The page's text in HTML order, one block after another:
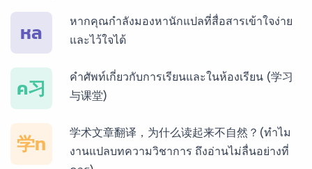
บริการรับแปลภาษากัมพูชา ราคาเริ่มต้น 150฿
บริการรับแปลภาษาเวียดนาม ราคาเริ่มต้น 150฿
บริการรับแปลภาษาฝรั่งเศส ราคาเริ่มต้น 150฿
หล
หากคุณกำลังมองหานักแปลที่สื่อสารเข้าใจง่าย
และไว้ใจได้
ค习
คำศัพท์เกี่ยวกับการเรียนและในห้องเรียน (学习
与课堂)
学ท
学术文章翻译，为什么读起来不自然？(ทำไม
งานแปลบทความวิชาการ ถึงอ่านไม่ลื่นอย่างที่